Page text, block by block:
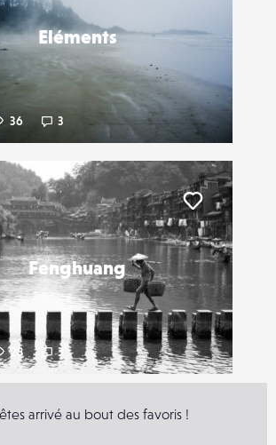
Eléments
36 3
Fenghuang
28 3
Liker
arrivé au bout des favoris !